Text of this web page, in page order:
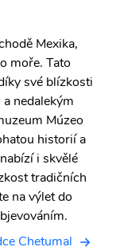
Mexika,
moře. Tato
své blízkosti
nedalekým
Múzeo
historií a
i skvělé
tradičních
na výlet do
Chetumal